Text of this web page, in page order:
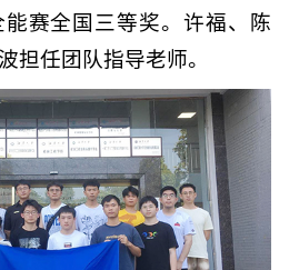
赛全国三等奖。许福、陈
担任团队指导老师。